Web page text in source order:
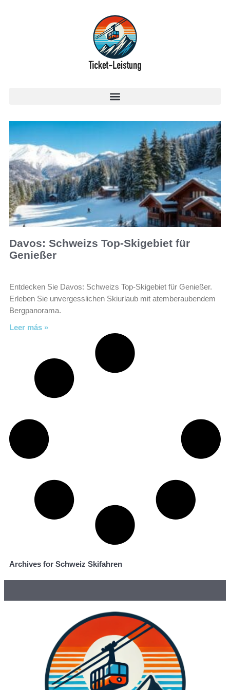
Davos: Schweizs Top-Skigebiet für
Genießer
Entdecken Sie Davos: Schweizs Top-Skigebiet für Genießer.
Erleben Sie unvergesslichen Skiurlaub mit atemberaubendem
Bergpanorama.
Leer más »
Archives for Schweiz Skifahren